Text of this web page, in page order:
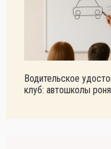
Водительское
клуб: автошколы